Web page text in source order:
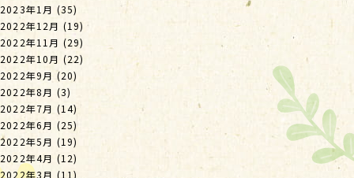
2023年1月 (35)
2022年12月 (19)
2022年11月 (29)
2022年10月 (22)
2022年9月 (20)
2022年8月 (3)
2022年7月 (14)
2022年6月 (25)
2022年5月 (19)
2022年4月 (12)
2022年3月 (11)